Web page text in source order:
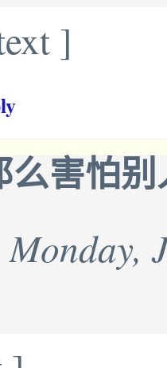
]
么害怕
Monday,